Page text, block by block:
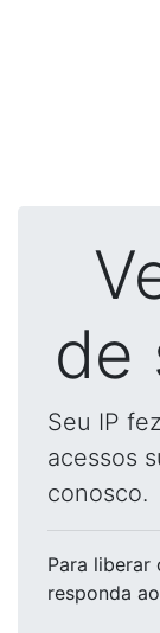
de
Seu IP
acessos
conosco.
Para liberar
responda